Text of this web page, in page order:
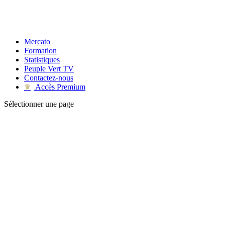
Mercato
Formation
Statistiques
Peuple Vert TV
Contactez-nous
♛
Accès Premium
Sélectionner une page